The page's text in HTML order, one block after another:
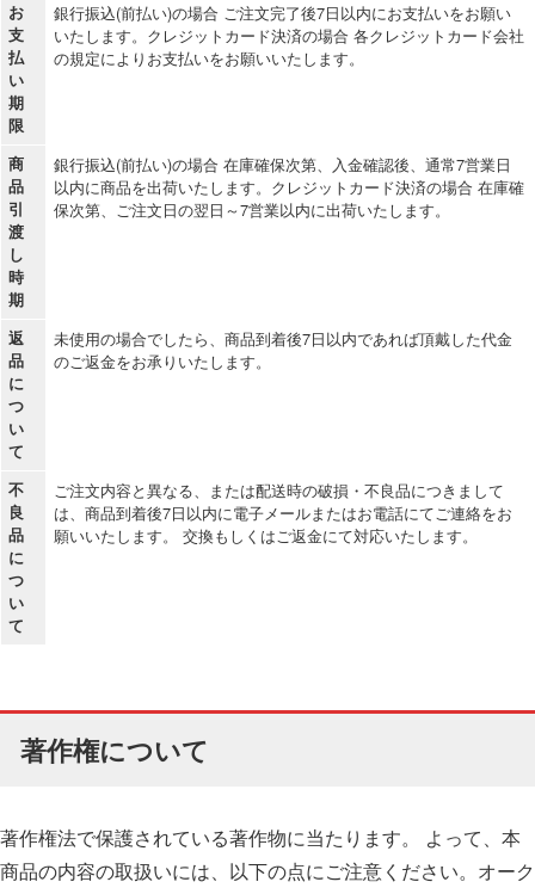
お
支
払
い
期
限
銀行振込(前払い)の場合 ご注文完了後7日以内にお支払いをお願い
いたします。クレジットカード決済の場合 各クレジットカード会社
の規定によりお支払いをお願いいたします。
商
品
引
渡
し
時
期
銀行振込(前払い)の場合 在庫確保次第、入金確認後、通常7営業日
以内に商品を出荷いたします。クレジットカード決済の場合 在庫確
保次第、ご注文日の翌日～7営業以内に出荷いたします。
返
品
に
つ
い
て
未使用の場合でしたら、商品到着後7日以内であれば頂戴した代金
のご返金をお承りいたします。
不
良
品
に
つ
い
て
ご注文内容と異なる、または配送時の破損・不良品につきまして
は、商品到着後7日以内に電子メールまたはお電話にてご連絡をお
願いいたします。 交換もしくはご返金にて対応いたします。
著作権について
著作権法で保護されている著作物に当たります。 よって、本
商品の内容の取扱いには、以下の点にご注意ください。オーク